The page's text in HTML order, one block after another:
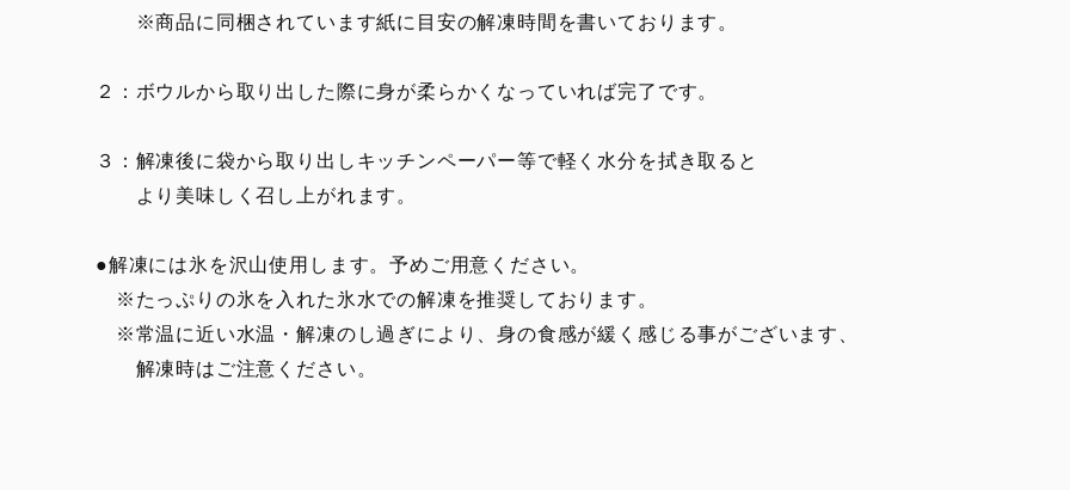
※商品に同梱されています紙に目安の解凍時間を書いております。
２：ボウルから取り出した際に身が柔らかくなっていれば完了です。
３：解凍後に袋から取り出しキッチンペーパー等で軽く水分を拭き取ると
より美味しく召し上がれます。
●解凍には氷を沢山使用します。予めご用意ください。
※たっぷりの氷を入れた氷水での解凍を推奨しております。
※常温に近い水温・解凍のし過ぎにより、身の食感が緩く感じる事がございます、
解凍時はご注意ください。